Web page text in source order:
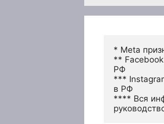
* Meta
**
РФ
***
в РФ
**** Вся